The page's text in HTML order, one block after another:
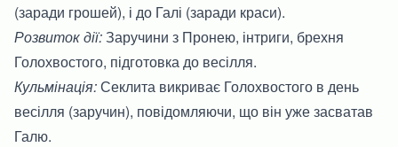
(заради грошей), і до Галі (заради краси).
Розвиток дії:Заручини з Пронею, інтриги, брехня
Голохвостого, підготовка до весілля.
Кульмінація:Секлита викриває Голохвостого в день
весілля (заручин), повідомляючи, що він уже засватав
Галю.